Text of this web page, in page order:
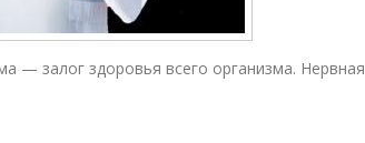
— залог здоровья всего организма. Нервная